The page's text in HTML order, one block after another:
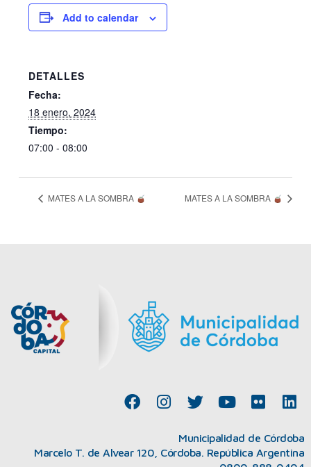
Add to calendar
DETALLES
Fecha:
18 enero, 2024
Tiempo:
07:00 - 08:00
MATES A LA SOMBRA MATES A LA SOMBRA
F
a
b
I
n
a
T
w
t
t
Y
o
t
u
F
l
c
k
L
i
k
e
Municipalidad de Córdoba
Marcelo T. de Alvear 120, Córdoba. República Argentina